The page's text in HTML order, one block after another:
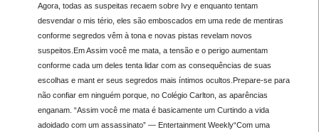
Agora, todas as suspeitas recaem sobre Ivy e enquanto tentam
desvendar o mis tério, eles são emboscados em uma rede de mentiras
conforme segredos vêm à tona e novas pistas revelam novos
suspeitos.Em Assim você me mata, a tensão e o perigo aumentam
conforme cada um deles tenta lidar com as consequências de suas
escolhas e mant er seus segredos mais íntimos ocultos.Prepare-se para
não confiar em ninguém porque, no Colégio Carlton, as aparências
enganam. “Assim você me mata é basicamente um Curtindo a vida
adoidado com um assassinato” — Entertainment Weekly“Com uma